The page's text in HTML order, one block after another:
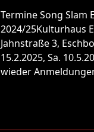
Termine Song Slam
2024/25Kulturhaus
Jahnstraße 3,
15.2.2025, Sa.
wieder